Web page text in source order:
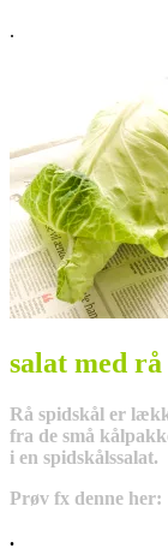
.
salat med rå
Rå spidskål er
fra de små
i en spidskålssalat.
Prøv fx denne her:
.